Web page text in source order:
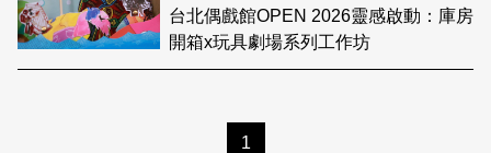
台北偶戲館OPEN 2026靈感啟動：庫房
開箱x玩具劇場系列工作坊
1